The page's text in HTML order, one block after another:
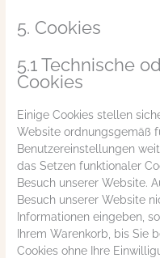
5. Cookies
5.1 Technische
Cookies
Einige Cookies stellen
Website ordnungsgemäß
Benutzereinstellungen
das Setzen funktionaler
Besuch unserer Website.
Besuch unserer Website
Informationen eingeben,
Ihrem Warenkorb, bis Sie
Cookies ohne Ihre